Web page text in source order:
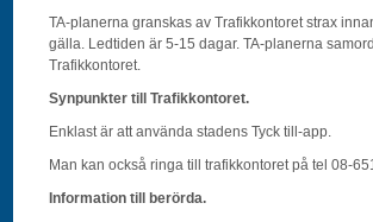
TA-planerna granskas av Trafikkontoret strax
gälla. Ledtiden är 5-15 dagar. TA-planerna
Trafikkontoret.
Synpunkter till Trafikkontoret.
Enklast är att använda stadens Tyck till-app.
Man kan också ringa till trafikkontoret på tel 08-
Information till berörda.